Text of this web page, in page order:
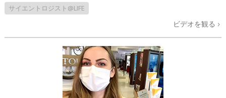
サイエントロジスト@LIFE
ビデオを観る